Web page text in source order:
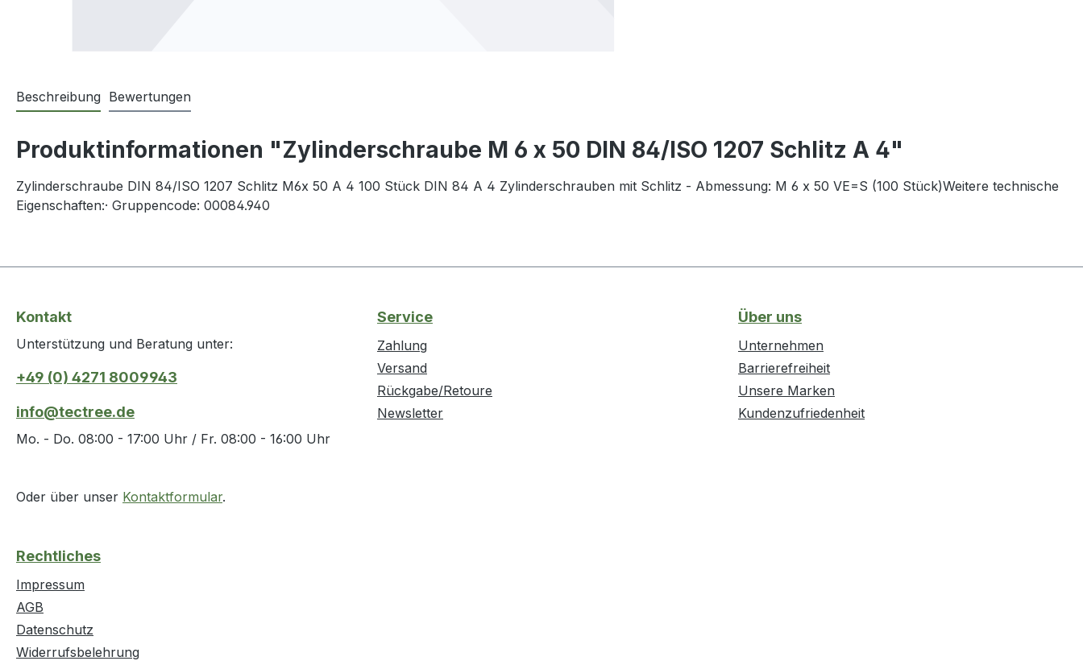
Beschreibung Bewertungen
Produktinformationen "Zylinderschraube M 6 x 50 DIN 84/ISO 1207 Schlitz A 4"
Zylinderschraube DIN 84/ISO 1207 Schlitz M6x 50 A 4 100 Stück DIN 84 A 4 Zylinderschrauben mit Schlitz - Abmessung: M 6 x 50 VE=S (100 Stück)Weitere technische
Eigenschaften:· Gruppencode: 00084.940
Kontakt
Unterstützung und Beratung unter:
+49 (0) 4271 8009943
info@tectree.de
Mo. - Do. 08:00 - 17:00 Uhr / Fr. 08:00 - 16:00 Uhr
Oder über unser Kontaktformular.
Service
Zahlung
Versand
Rückgabe/Retoure
Newsletter
Über uns
Unternehmen
Barrierefreiheit
Unsere Marken
Kundenzufriedenheit
Rechtliches
Impressum
AGB
Datenschutz
Widerrufsbelehrung